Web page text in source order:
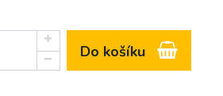
Do košíku